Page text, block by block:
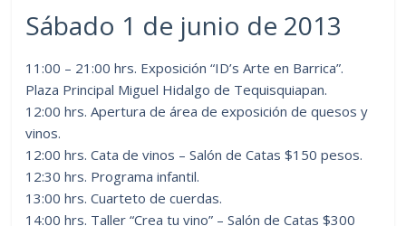
Sábado 1 de junio de 2013
11:00 – 21:00 hrs. Exposición “ID’s Arte en Barrica”.
Plaza Principal Miguel Hidalgo de Tequisquiapan.
12:00 hrs. Apertura de área de exposición de quesos y
vinos.
12:00 hrs. Cata de vinos – Salón de Catas $150 pesos.
12:30 hrs. Programa infantil.
13:00 hrs. Cuarteto de cuerdas.
14:00 hrs. Taller “Crea tu vino” – Salón de Catas $300